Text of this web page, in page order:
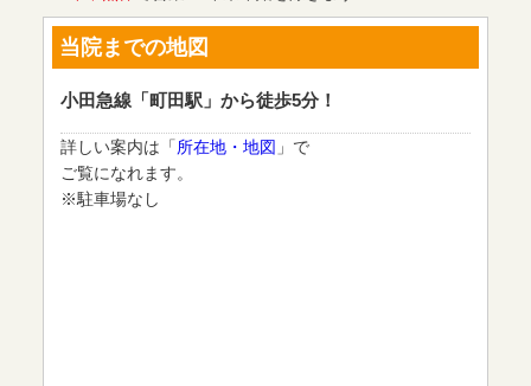
当院までの地図
小田急線「町田駅」から徒歩5分！
詳しい案内は「所在地・地図 」で
ご覧になれます。
※駐車場なし